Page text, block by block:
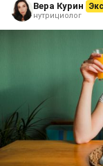
Вера Курин
нутрициолог